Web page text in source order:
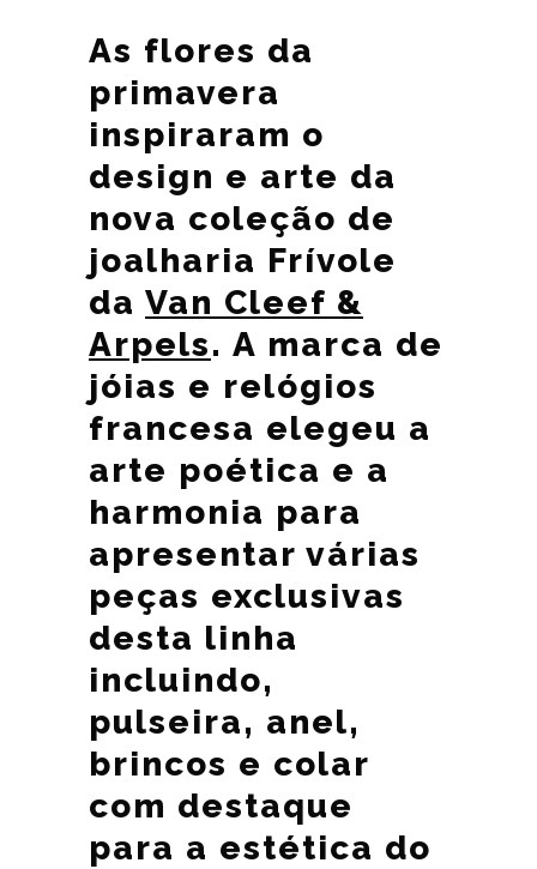
As flores da
primavera
inspiraram o
design e arte da
nova coleção de
joalharia Frívole
da Van Cleef &
Arpels. A marca de
jóias e relógios
francesa elegeu a
arte poética e a
harmonia para
apresentar várias
peças exclusivas
desta linha
incluindo,
pulseira, anel,
brincos e colar
com destaque
para a estética do